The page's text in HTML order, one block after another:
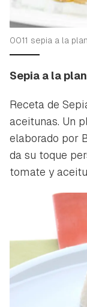
0011 sepia a la
Sepia a la
Receta de
aceitunas. Un
elaborado por
da su toque
tomate y